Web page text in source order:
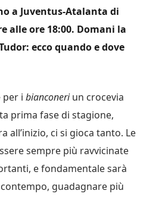
a Juventus-Atalanta di
alle ore 18:00. Domani la
ecco quando e dove
per i bianconeriun crocevia
prima fase di stagione,
all’inizio, ci si gioca tanto. Le
sempre più ravvicinate
e fondamentale sarà
guadagnare più